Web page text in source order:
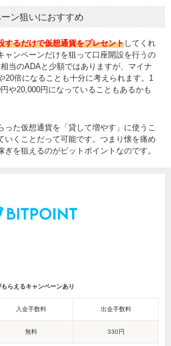
ン狙いにおすすめ
するだけで仮想通貨をプレセントしてくれ
ャンペーンだけを狙って口座開設を行うの
当のADAと少額ではありますが、マイナ
20倍になることも十分に考えられます。1
や20,000円になっていることもあるかも
った仮想通貨を「貸して増やす」に使うこ
いくことだって可能です。つまり懐を痛め
を狙えるのがビットポイントなのです。
らえるキャンペーンあり
入金手数料 出金手数料
無料 330円